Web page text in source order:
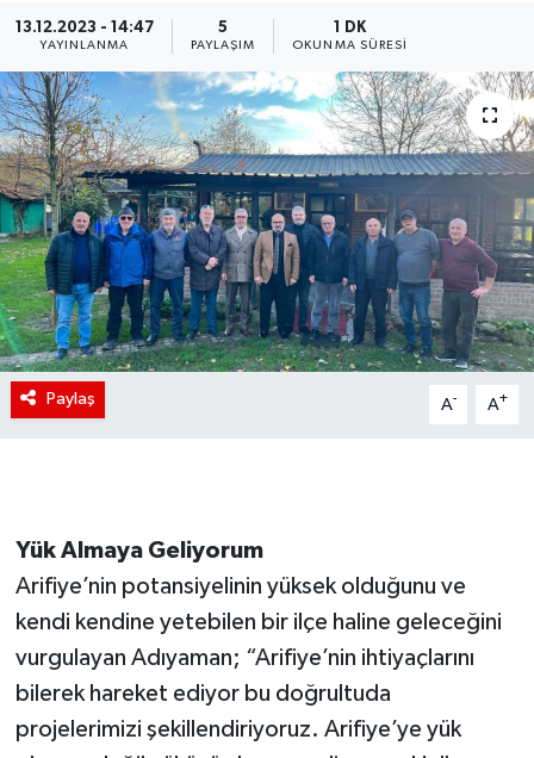
13.12.2023 - 14:47
YAYINLANMA
5
PAYLAŞIM
1 DK
OKUNMA SÜRESI
Paylaş A- A+
Yük Almaya Geliyorum
Arifiye’nin potansiyelinin yüksek olduğunu ve
kendi kendine yetebilen bir ilçe haline geleceğini
vurgulayan Adıyaman; “Arifiye’nin ihtiyaçlarını
bilerek hareket ediyor bu doğrultuda
projelerimizi şekillendiriyoruz. Arifiye’ye yük